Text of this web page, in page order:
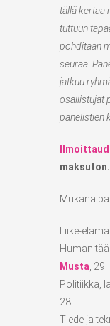
tällä kertaa
tuttuun
pohditaan
seuraa.
jatkuu
osallistujat
panelistien
maksuton.
Mukana
Liike-
Musta , 29
Politiikka,
28
Tiede ja